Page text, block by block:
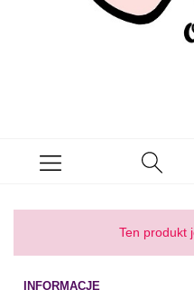
Ten produkt
INFORMACJE